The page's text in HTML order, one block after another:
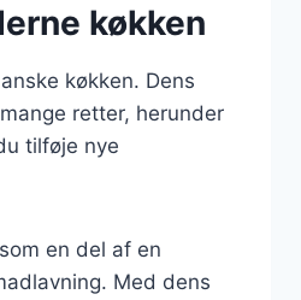
køkken
køkken. Dens
retter, herunder
tilføje nye
en del af en
Med dens